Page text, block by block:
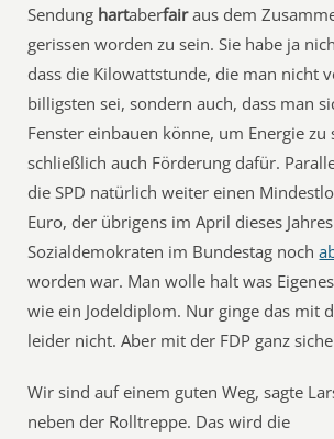
Sendung hartaberfairaus dem
gerissen worden zu sein. Sie habe ja
dass die Kilowattstunde, die man nicht
billigsten sei, sondern auch, dass man
Fenster einbauen könne, um Energie zu
schließlich auch Förderung dafür.
die SPD natürlich weiter einen
Euro, der übrigens im April dieses
Sozialdemokraten im Bundestag noch
worden war. Man wolle halt was
wie ein Jodeldiplom. Nur ginge das mit
leider nicht. Aber mit der FDP ganz
Wir sind auf einem guten Weg, sagte
neben der Rolltreppe. Das wird die